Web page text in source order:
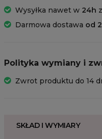
Wysyłka nawet w 24h
Darmowa dostawa od
Polityka wymiany i
Zwrot produktu do 14
SKŁAD I WYMIARY